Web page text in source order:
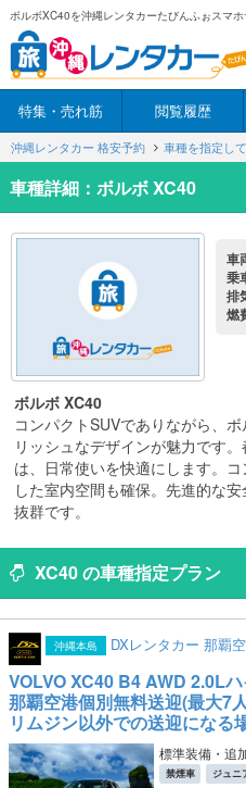
ボルボXC40を沖縄レンタカーたびんふぉスマ
特集・売れ筋 閲覧履歴
沖縄レンタカー 格安予約 車種を指定し
車種詳細：ボルボ XC40
車
乗
排
燃
ボルボ XC40
コンパクトSUVでありながら、
リッシュなデザインが魅力です
は、日常使いを快適にします。
した室内空間も確保。先進的な
抜群です。
XC40 の車種指定プラン
沖縄本島 DXレンタカー 那覇
VOLVO XC40 B4 AWD 2.0L
那覇空港個別無料送迎(最大7
リムジン以外での送迎になる
標準装備・追
禁煙車 ジュニ